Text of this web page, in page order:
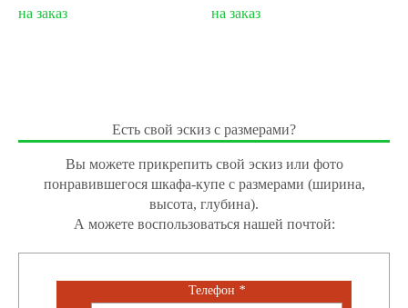
на заказ на заказ
Есть свой эскиз с размерами?
Вы можете прикрепить свой эскиз или фото
понравившегося шкафа-купе с размерами (ширина,
высота, глубина).
А можете воспользоваться нашей почтой:
Телефон *